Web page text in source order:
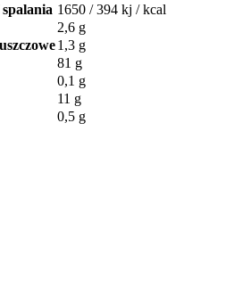
1650 / 394 kj / kcal
2,6 g
1,3 g
81 g
0,1 g
11 g
0,5 g